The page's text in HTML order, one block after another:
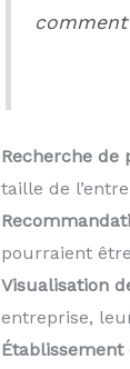
Recherche de
taille de
pourraient
Visualisation
entreprise,
Établissement